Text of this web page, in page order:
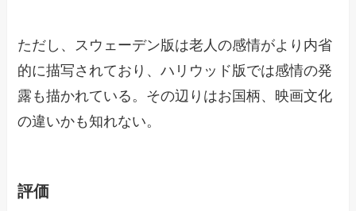
ただし、スウェーデン版は老人の感情がより内省
的に描写されており、ハリウッド版では感情の発
露も描かれている。その辺りはお国柄、映画文化
の違いかも知れない。
評価